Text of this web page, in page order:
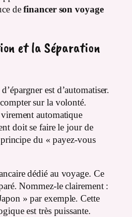
definancer son voyage
et la Séparation
est d’automatiser.
sur la volonté.
automatique
doit se faire le jour de
du « payez-vous
dédié au voyage. Ce
Nommez-le clairement :
» par exemple. Cette
est très puissante.